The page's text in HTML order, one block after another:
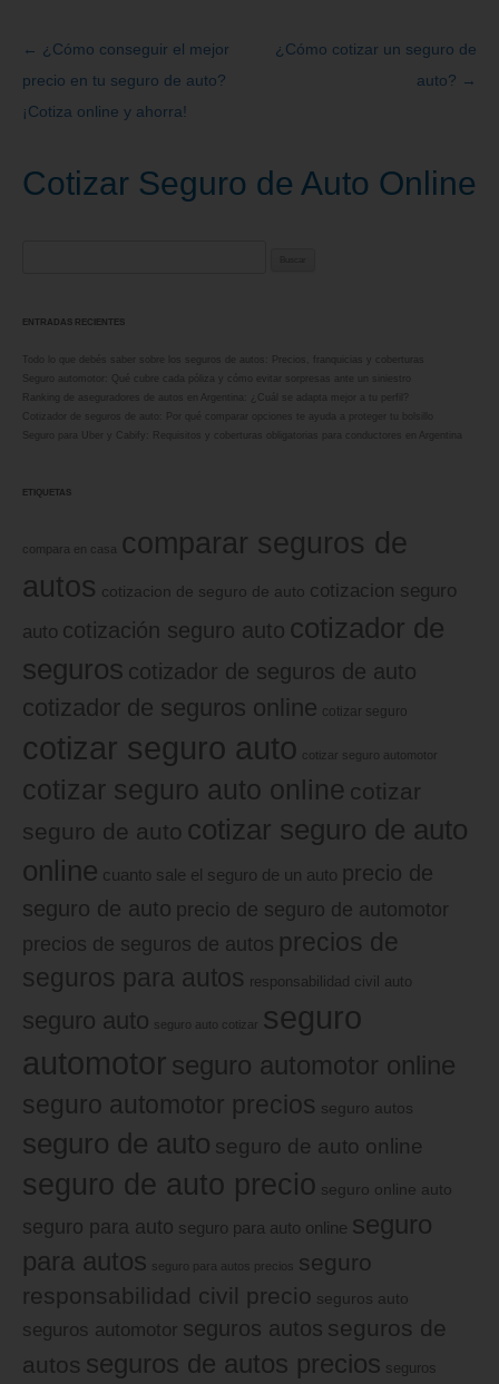
Navegación
de
entradas
← ¿Cómo conseguir el mejor
precio en tu seguro de auto?
¡Cotiza online y ahorra!
¿Cómo cotizar un seguro de
auto? →
Cotizar Seguro de Auto Online
ENTRADAS RECIENTES
Seguro automotor: Qué cubre cada póliza y cómo evitar sorpresas ante un siniestro
Cotizador de seguros de auto: Por qué comparar opciones te ayuda a proteger tu bolsillo
Seguro para Uber y Cabify: Requisitos y coberturas obligatorias para conductores en Argentina
ETIQUETAS
compara en casa comparar seguros de
autos cotizacion de seguro de auto cotizacion seguro
auto cotización seguro auto cotizador de
seguros cotizador de seguros de auto
cotizador de seguros online cotizar seguro
cotizar seguro auto cotizar seguro automotor
cotizar seguro auto online cotizar
seguro de auto cotizar seguro de auto
online cuanto sale el seguro de un auto precio de
seguro de auto precio de seguro de automotor
precios de seguros de autos precios de
seguros para autos responsabilidad civil auto
seguro auto seguro auto cotizar seguro
automotor seguro automotor online
seguro automotor precios seguro autos
seguro de auto seguro de auto online
seguro de auto precio seguro online auto
seguro para auto seguro para auto online seguro
para autos seguro para autos precios seguro
responsabilidad civil precio seguros auto
seguros automotor seguros autos seguros de
autos seguros de autos precios seguros